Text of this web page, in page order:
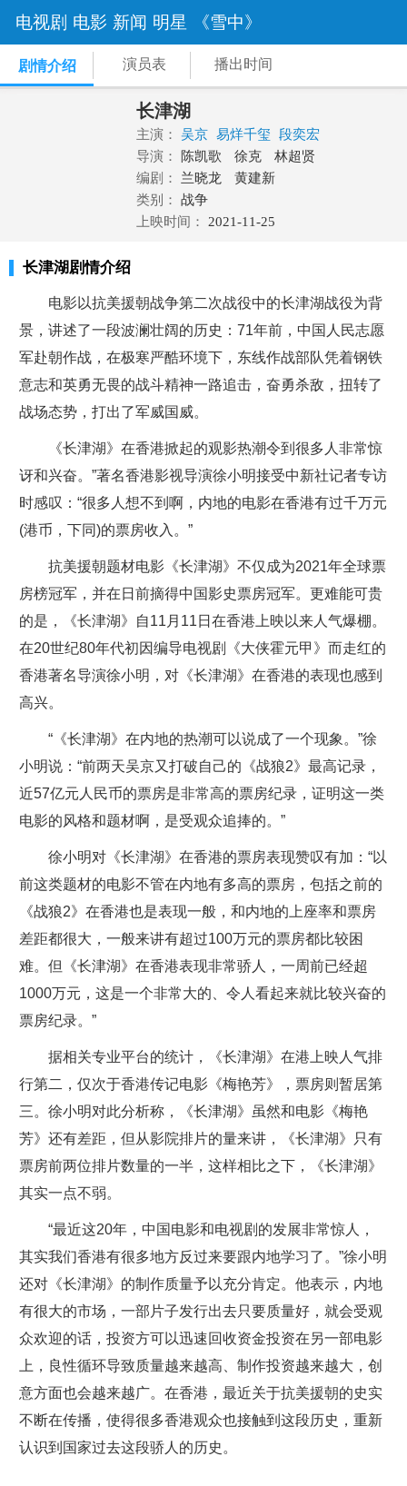
电视剧 电影 新闻 明星 《雪中》
剧情介绍 演员表 播出时间
长津湖
主演： 吴京 易烊千玺
段奕宏
导演：
陈凯歌 徐克
林超贤
编剧：
兰晓龙
黄建新
类别：
战争
上映时间：
2021-11-25
长津湖剧情介绍
电影以抗美援朝战争第二次战役中的长津湖战役为背
景，讲述了一段波澜壮阔的历史：71年前，中国人民志愿
军赴朝作战，在极寒严酷环境下，东线作战部队凭着钢铁
意志和英勇无畏的战斗精神一路追击，奋勇杀敌，扭转了
战场态势，打出了军威国威。
《长津湖》在香港掀起的观影热潮令到很多人非常惊
讶和兴奋。”著名香港影视导演徐小明接受中新社记者专访
时感叹：“很多人想不到啊，内地的电影在香港有过千万元
(港币，下同)的票房收入。”
抗美援朝题材电影《长津湖》不仅成为2021年全球票
房榜冠军，并在日前摘得中国影史票房冠军。更难能可贵
的是，《长津湖》自11月11日在香港上映以来人气爆棚。
在20世纪80年代初因编导电视剧《大侠霍元甲》而走红的
香港著名导演徐小明，对《长津湖》在香港的表现也感到
高兴。
“《长津湖》在内地的热潮可以说成了一个现象。”徐
小明说：“前两天吴京又打破自己的《战狼2》最高记录，
近57亿元人民币的票房是非常高的票房纪录，证明这一类
电影的风格和题材啊，是受观众追捧的。”
徐小明对《长津湖》在香港的票房表现赞叹有加：“以
前这类题材的电影不管在内地有多高的票房，包括之前的
《战狼2》在香港也是表现一般，和内地的上座率和票房
差距都很大，一般来讲有超过100万元的票房都比较困
难。但《长津湖》在香港表现非常骄人，一周前已经超
1000万元，这是一个非常大的、令人看起来就比较兴奋的
票房纪录。”
据相关专业平台的统计，《长津湖》在港上映人气排
行第二，仅次于香港传记电影《梅艳芳》，票房则暂居第
三。徐小明对此分析称，《长津湖》虽然和电影《梅艳
芳》还有差距，但从影院排片的量来讲，《长津湖》只有
票房前两位排片数量的一半，这样相比之下，《长津湖》
其实一点不弱。
“最近这20年，中国电影和电视剧的发展非常惊人，
其实我们香港有很多地方反过来要跟内地学习了。”徐小明
还对《长津湖》的制作质量予以充分肯定。他表示，内地
有很大的市场，一部片子发行出去只要质量好，就会受观
众欢迎的话，投资方可以迅速回收资金投资在另一部电影
上，良性循环导致质量越来越高、制作投资越来越大，创
意方面也会越来越广。在香港，最近关于抗美援朝的史实
不断在传播，使得很多香港观众也接触到这段历史，重新
认识到国家过去这段骄人的历史。